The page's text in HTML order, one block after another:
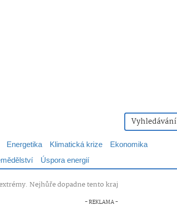
Vyhledávání
Energetika Klimatická krize
Ekonomika
Úspora energií
Nejhůře dopadne tento kraj